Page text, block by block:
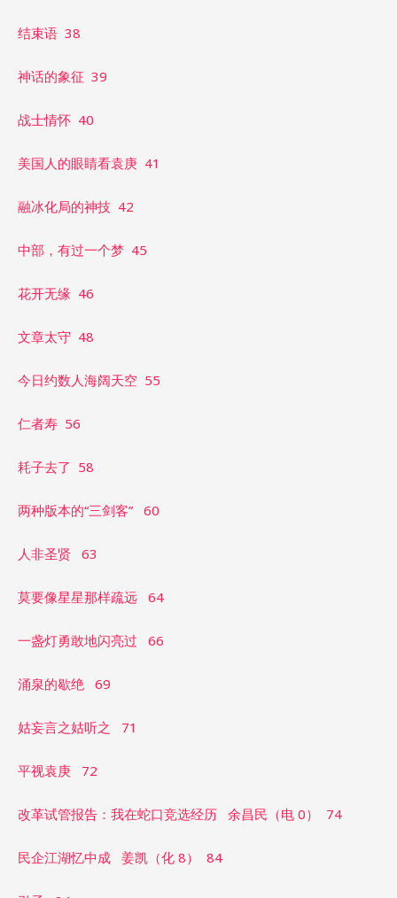
结束语 38
神话的象征 39
战士情怀 40
美国人的眼睛看袁庚 41
融冰化局的神技 42
中部，有过一个梦 45
花开无缘 46
文章太守 48
今日约数人海阔天空 55
仁者寿 56
耗子去了 58
两种版本的“三剑客” 60
人非圣贤 63
莫要像星星那样疏远 64
一盏灯勇敢地闪亮过 66
涌泉的歇绝 69
姑妄言之姑听之 71
平视袁庚 72
改革试管报告：我在蛇口竞选经历 余昌民（电 0） 74
民企江湖忆中成 姜凯（化 8） 84